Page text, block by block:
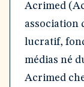
Acrimed
association
lucratif,
médias né
Acrimed